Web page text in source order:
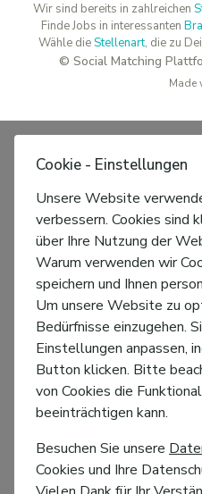
Wir sind bereits in zahlreichen
Finde Jobs in interessanten
Wähle dieStellenart, die zu
© Social Matching
Made
Cookie - Einstellungen
Unsere Website
verbessern. Cookies sind
über Ihre Nutzung der
Warum verwenden wir
speichern und Ihnen
Um unsere Website zu
Bedürfnisse einzugehen.
Einstellungen anpassen,
Button klicken. Bitte
von Cookies die
beeinträchtigen kann.
Besuchen Sie unsere
Cookies und Ihre